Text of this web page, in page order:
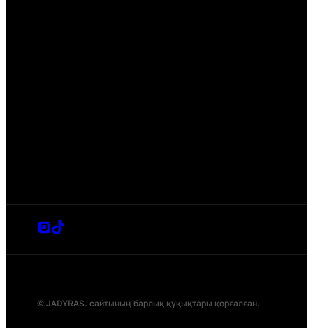
© JADYRAS. сайтының барлық құқықтары қорғалған.